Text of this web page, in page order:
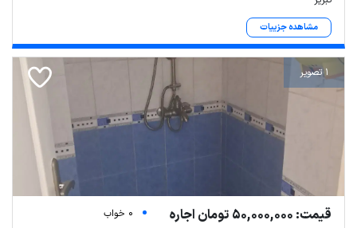
مشاهده جزییات
1 تصویر
قیمت: 50,000,000 تومان اجاره
0 خواب